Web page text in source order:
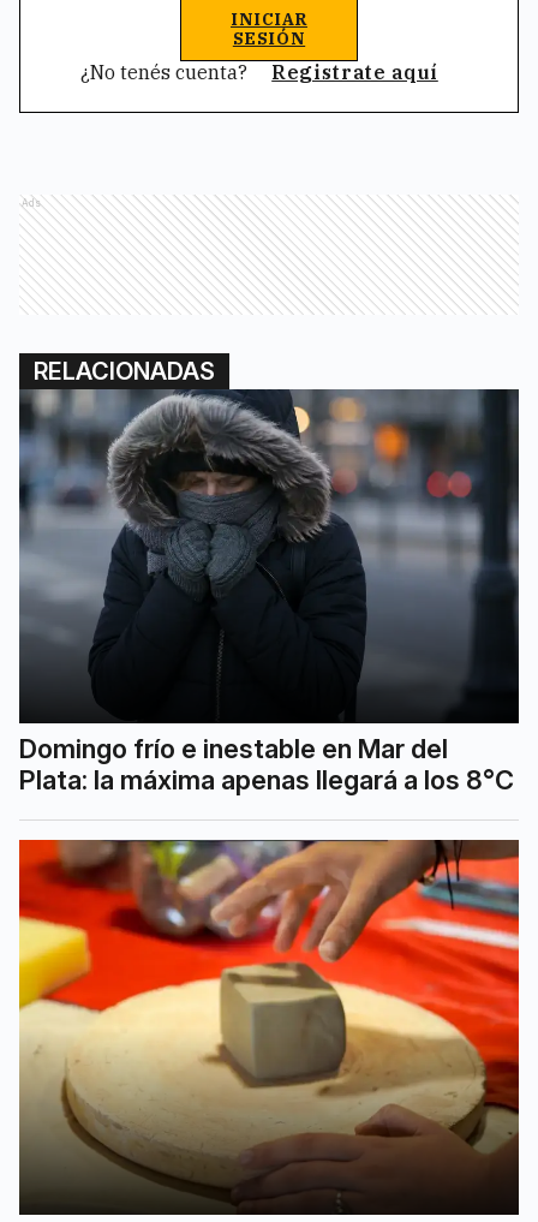
INICIAR
SESIÓN
¿No tenés cuenta? Registrate aquí
Ads
RELACIONADAS
Domingo frío e inestable en Mar del
Plata: la máxima apenas llegará a los 8°C